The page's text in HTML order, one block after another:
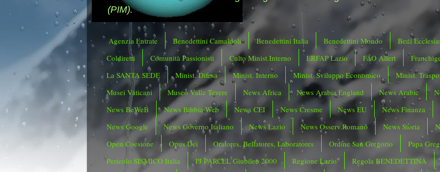
(PIM).
Agenzia Entrate Benedettini Camaldoli Benedettini Italia Benedettini Mondo
Beni
Coldiretti
Comunità Passionisti Culto Minist.Interno ERFAP Lazio FAO Allert
La SANTA SEDE
Minist. Difesa Minist. Interno Minist. Sviluppo Economico
Minist.
Musei Vaticani
Museo Valle Tevere News Africa News Arabia England News Arabic
News BeWeB
News Bibbia Web News CEI News Cresme News EU
News Finanza
News Google
News Governo Italiano News Lazio News Osserv.Romano News Storia
Open Coesione
Opus Dei Oratores, Bellatores, Laboratores Ordine San Gregorio
Papa
Pericolo SISMICO Italia
PJ PARCEL Giubileo 2000 Regione Lazio
Regola BENEDETTINA